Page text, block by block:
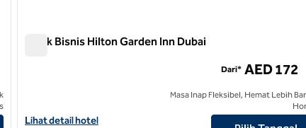
Teluk Bisnis Hilton Garden Inn Dubai
Lihat detail hotel untuk Hilton Garden Inn Dubai Business Bay
Lihat detail hotel
Dari* AED 172
Masa Inap Fleksibel, Hemat Lebih